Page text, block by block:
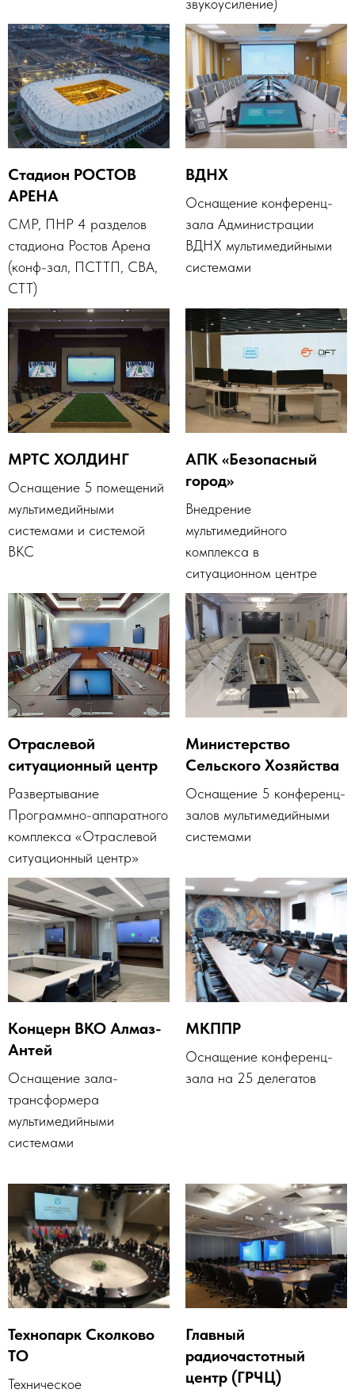
звукоусиление)
Стадион РОСТОВ
АРЕНА
СМР, ПНР 4 разделов
стадиона Ростов Арена
(конф-зал, ПСТТП, СВА,
СТТ)
ВДНХ
Оснащение конференц-
зала Администрации
ВДНХ мультимедийными
системами
МРТС ХОЛДИНГ
Оснащение 5 помещений
мультимедийными
системами и системой
ВКС
АПК «Безопасный
город»
Внедрение
мультимедийного
комплекса в
ситуационном центре
Отраслевой
ситуационный центр
Развертывание
Программно-аппаратного
комплекса «Отраслевой
ситуационный центр»
Министерство
Сельского Хозяйства
Оснащение 5 конференц-
залов мультимедийными
системами
Концерн ВКО Алмаз-
Антей
Оснащение зала-
трансформера
мультимедийными
системами
МКППР
Оснащение конференц-
зала на 25 делегатов
Технопарк Сколково
ТО
Техническое
Главный
радиочастотный
центр (ГРЧЦ)